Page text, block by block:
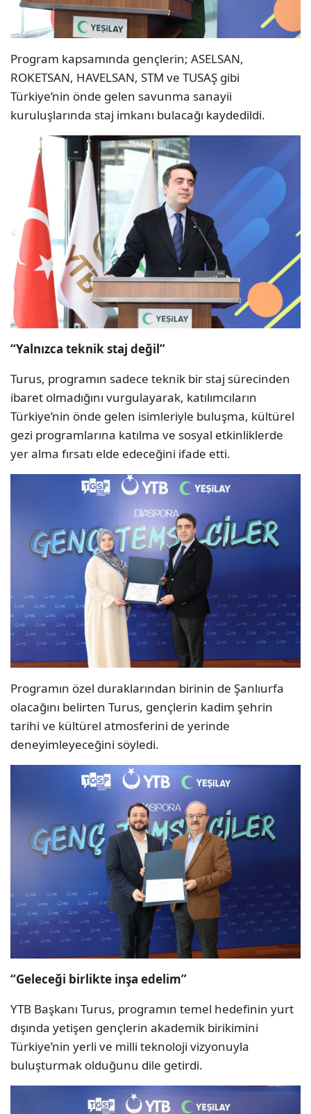
Program kapsamında gençlerin; ASELSAN,
ROKETSAN, HAVELSAN, STM ve TUSAŞ gibi
Türkiye’nin önde gelen savunma sanayii
kuruluşlarında staj imkanı bulacağı kaydedildi.
“Yalnızca teknik staj değil”
Turus, programın sadece teknik bir staj sürecinden
ibaret olmadığını vurgulayarak, katılımcıların
Türkiye’nin önde gelen isimleriyle buluşma, kültürel
gezi programlarına katılma ve sosyal etkinliklerde
yer alma fırsatı elde edeceğini ifade etti.
Programın özel duraklarından birinin de Şanlıurfa
olacağını belirten Turus, gençlerin kadim şehrin
tarihi ve kültürel atmosferini de yerinde
deneyimleyeceğini söyledi.
“Geleceği birlikte inşa edelim”
YTB Başkanı Turus, programın temel hedefinin yurt
dışında yetişen gençlerin akademik birikimini
Türkiye’nin yerli ve milli teknoloji vizyonuyla
buluşturmak olduğunu dile getirdi.